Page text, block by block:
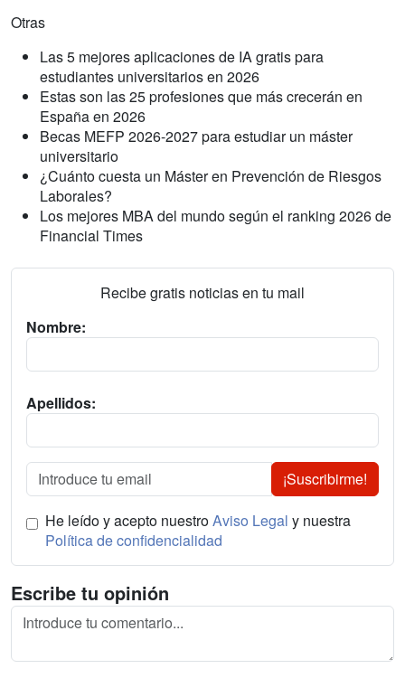
Otras
Las 5 mejores aplicaciones de IA gratis para
estudiantes universitarios en 2026
Estas son las 25 profesiones que más crecerán en
España en 2026
Becas MEFP 2026-2027 para estudiar un máster
universitario
¿Cuánto cuesta un Máster en Prevención de Riesgos
Laborales?
Los mejores MBA del mundo según el ranking 2026 de
Financial Times
Recibe gratis noticias en tu mail
Nombre:
Apellidos:
¡Suscribirme!
He leído y acepto nuestroAviso Legal y nuestra
Política de confidencialidad
Escribe tu opinión